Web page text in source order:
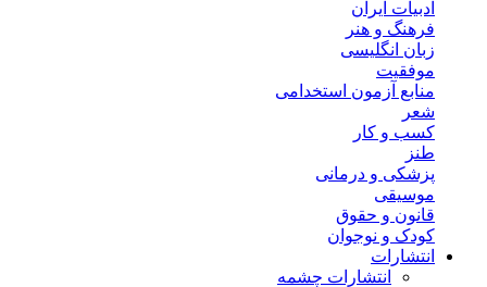
ادبیات ایران
فرهنگ و هنر
زبان انگلیسی
موفقیت
منابع آزمون استخدامی
شعر
کسب و کار
طنز
پزشکی و درمانی
موسیقی
قانون و حقوق
کودک و نوجوان
انتشارات
انتشارات چشمه